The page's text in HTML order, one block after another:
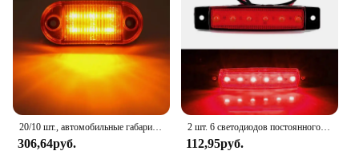
306,64руб.
2 шт. 6 светодиодов постоянного тока 12 В красный герметичный поворотный стоп-сигнал задний фонарь для грузовика, прицепа, лодки, водонепроницаемые габаритные огни из АБС-пластика
112,95руб.